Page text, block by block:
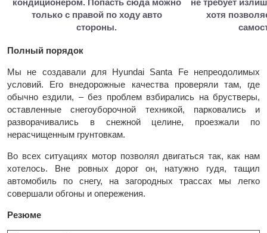
кондиционером. Попасть сюда можно
только с правой по ходу авто
стороны.
не требует
хотя
Полный порядок
Мы не создавали для Hyundai Santa Fe непреодолимых
условий. Его внедорожные качества проверяли там, где
обычно ездили, – без проблем взбирались на брустверы,
оставленные снегоуборочной техникой, парковались и
разворачивались в снежной целине, проезжали по
нерасчищенным грунтовкам.
Во всех ситуациях мотор позволял двигаться так, как нам
хотелось. Вне ровных дорог он, натужно гудя, тащил
автомобиль по снегу, на загородных трассах мы легко
совершали обгоны и опережения.
Резюме